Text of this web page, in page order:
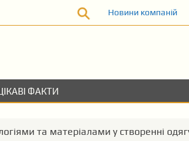
Новини компаній
ФАКТИ
та матеріалами у створенні